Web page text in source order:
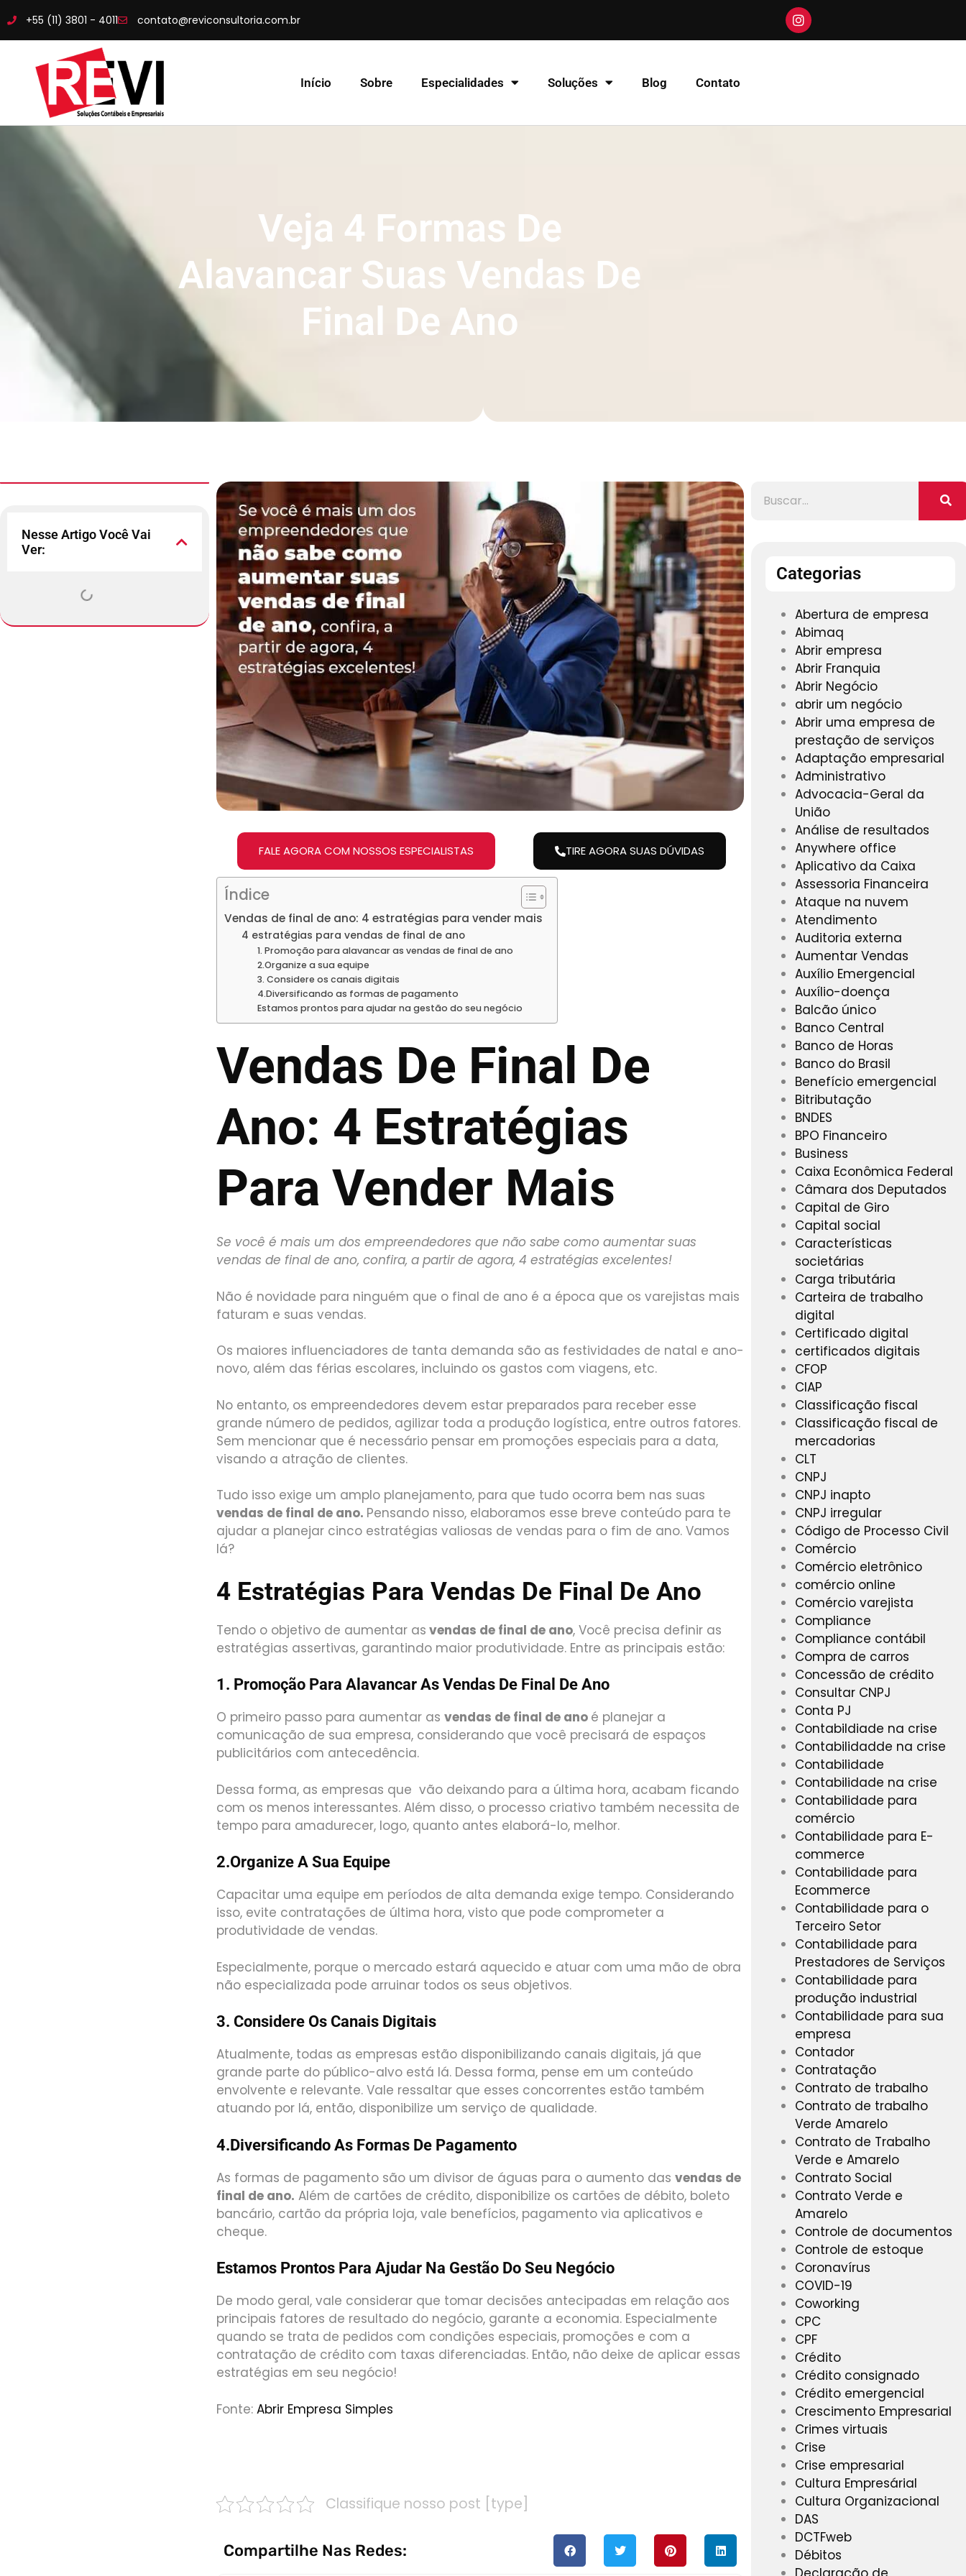
+55 (11) 3801 - 4011 contato@reviconsultoria.com.br
Início Sobre Especialidades Soluções Blog Contato
Veja 4 Formas De
Alavancar Suas Vendas De
Final De Ano
Nesse Artigo Você Vai
Ver:
FALE AGORA COM NOSSOS ESPECIALISTAS TIRE AGORA SUAS DÚVIDAS
Índice
Vendas de final de ano: 4 estratégias para vender mais
4 estratégias para vendas de final de ano
1. Promoção para alavancar as vendas de final de ano
2.Organize a sua equipe
3. Considere os canais digitais
4.Diversificando as formas de pagamento
Estamos prontos para ajudar na gestão do seu negócio
Vendas De Final De
Ano: 4 Estratégias
Para Vender Mais
Se você é mais um dos empreendedores que não sabe como aumentar suas
vendas de final de ano, confira, a partir de agora, 4 estratégias excelentes!
Não é novidade para ninguém que o final de ano é a época que os varejistas mais
faturam e suas vendas.
Os maiores influenciadores de tanta demanda são as festividades de natal e ano-
novo, além das férias escolares, incluindo os gastos com viagens, etc.
No entanto, os empreendedores devem estar preparados para receber esse
grande número de pedidos, agilizar toda a produção logística, entre outros fatores.
Sem mencionar que é necessário pensar em promoções especiais para a data,
visando a atração de clientes.
Tudo isso exige um amplo planejamento, para que tudo ocorra bem nas suas
vendas de final de ano. Pensando nisso, elaboramos esse breve conteúdo para te
ajudar a planejar cinco estratégias valiosas de vendas para o fim de ano. Vamos
lá?
4 Estratégias Para Vendas De Final De Ano
Tendo o objetivo de aumentar as vendas de final de ano, Você precisa definir as
estratégias assertivas, garantindo maior produtividade. Entre as principais estão:
1. Promoção Para Alavancar As Vendas De Final De Ano
O primeiro passo para aumentar asvendas de final de ano é planejar a
comunicação de sua empresa, considerando que você precisará de espaços
publicitários com antecedência.
Dessa forma, as empresas que vão deixando para a última hora, acabam ficando
com os menos interessantes. Além disso, o processo criativo também necessita de
tempo para amadurecer, logo, quanto antes elaborá-lo, melhor.
2.Organize A Sua Equipe
Capacitar uma equipe em períodos de alta demanda exige tempo. Considerando
isso, evite contratações de última hora, visto que pode comprometer a
produtividade de vendas.
Especialmente, porque o mercado estará aquecido e atuar com uma mão de obra
não especializada pode arruinar todos os seus objetivos.
3. Considere Os Canais Digitais
Atualmente, todas as empresas estão disponibilizando canais digitais, já que
grande parte do público-alvo está lá. Dessa forma, pense em um conteúdo
envolvente e relevante. Vale ressaltar que esses concorrentes estão também
atuando por lá, então, disponibilize um serviço de qualidade.
4.Diversificando As Formas De Pagamento
As formas de pagamento são um divisor de águas para o aumento dasvendas de
final de ano. Além de cartões de crédito, disponibilize os cartões de débito, boleto
bancário, cartão da própria loja, vale benefícios, pagamento via aplicativos e
cheque.
Estamos Prontos Para Ajudar Na Gestão Do Seu Negócio
De modo geral, vale considerar que tomar decisões antecipadas em relação aos
principais fatores de resultado do negócio, garante a economia. Especialmente
quando se trata de pedidos com condições especiais, promoções e com a
contratação de crédito com taxas diferenciadas. Então, não deixe de aplicar essas
estratégias em seu negócio!
Fonte:Abrir Empresa Simples
Classifique nosso post [type]
Compartilhe Nas Redes:
Categorias
Abertura de empresa
Abimaq
Abrir empresa
Abrir Franquia
Abrir Negócio
abrir um negócio
Abrir uma empresa de
prestação de serviços
Adaptação empresarial
Administrativo
Advocacia-Geral da
União
Análise de resultados
Anywhere office
Aplicativo da Caixa
Assessoria Financeira
Ataque na nuvem
Atendimento
Auditoria externa
Aumentar Vendas
Auxílio Emergencial
Auxílio-doença
Balcão único
Banco Central
Banco de Horas
Banco do Brasil
Benefício emergencial
Bitributação
BNDES
BPO Financeiro
Business
Caixa Econômica Federal
Câmara dos Deputados
Capital de Giro
Capital social
Características
societárias
Carga tributária
Carteira de trabalho
digital
Certificado digital
certificados digitais
CFOP
CIAP
Classificação fiscal
Classificação fiscal de
mercadorias
CLT
CNPJ
CNPJ inapto
CNPJ irregular
Código de Processo Civil
Comércio
Comércio eletrônico
comércio online
Comércio varejista
Compliance
Compliance contábil
Compra de carros
Concessão de crédito
Consultar CNPJ
Conta PJ
Contabildiade na crise
Contabilidadde na crise
Contabilidade
Contabilidade na crise
Contabilidade para
comércio
Contabilidade para E-
commerce
Contabilidade para
Ecommerce
Contabilidade para o
Terceiro Setor
Contabilidade para
Prestadores de Serviços
Contabilidade para
produção industrial
Contabilidade para sua
empresa
Contador
Contratação
Contrato de trabalho
Contrato de trabalho
Verde Amarelo
Contrato de Trabalho
Verde e Amarelo
Contrato Social
Contrato Verde e
Amarelo
Controle de documentos
Controle de estoque
Coronavírus
COVID-19
Coworking
CPC
CPF
Crédito
Crédito consignado
Crédito emergencial
Crescimento Empresarial
Crimes virtuais
Crise
Crise empresarial
Cultura Empresárial
Cultura Organizacional
DAS
DCTFweb
Débitos